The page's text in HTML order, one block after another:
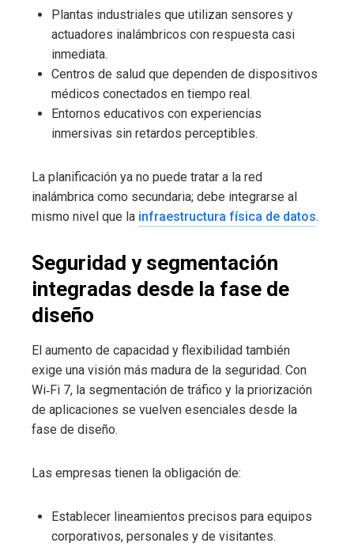
Plantas industriales que utilizan sensores y
actuadores inalámbricos con respuesta casi
inmediata.
Centros de salud que dependen de dispositivos
médicos conectados en tiempo real.
Entornos educativos con experiencias
inmersivas sin retardos perceptibles.
La planificación ya no puede tratar a la red
inalámbrica como secundaria; debe integrarse al
mismo nivel que la infraestructura física de datos.
Seguridad y segmentación
integradas desde la fase de
diseño
El aumento de capacidad y flexibilidad también
exige una visión más madura de la seguridad. Con
Wi‑Fi 7, la segmentación de tráfico y la priorización
de aplicaciones se vuelven esenciales desde la
fase de diseño.
Las empresas tienen la obligación de:
Establecer lineamientos precisos para equipos
corporativos, personales y de visitantes.